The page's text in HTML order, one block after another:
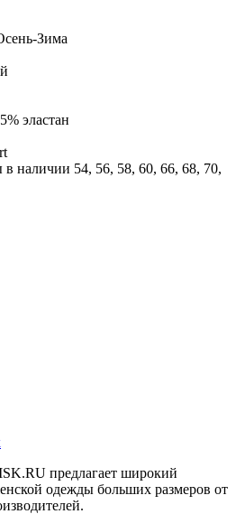
Зима
эластан
в наличии 54, 56, 58, 60, 66, 68, 70,
предлагает широкий
одежды больших размеров от